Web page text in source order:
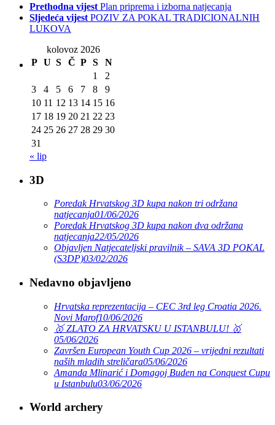
Prethodna vijest Plan priprema i izborna natjecanja
Sljedeća vijest POZIV ZA POKAL TRADICIONALNIH
LUKOVA
kolovoz 2026
P U S Č P S
N
1
2
3
4 5 6 7 8
9
10 11 12 13 14 15 16
17 18 19 20 21 22 23
24 25 26 27 28 29 30
31
« lip
3D
Poredak Hrvatskog 3D kupa nakon tri održana
natjecanja01/06/2026
Poredak Hrvatskog 3D kupa nakon dva održana
natjecanja22/05/2026
Objavljen Natjecateljski pravilnik – SAVA 3D POKAL
(S3DP)03/02/2026
Nedavno objavljeno
Hrvatska reprezentacija – CEC 3rd leg Croatia 2026.
Novi Marof10/06/2026
🥇 ZLATO ZA HRVATSKU U ISTANBULU! 🥇
05/06/2026
Završen European Youth Cup 2026 – vrijedni rezultati
naših mladih streličara05/06/2026
Amanda Mlinarić i Domagoj Buden na Conquest Cupu
u Istanbulu03/06/2026
World archery